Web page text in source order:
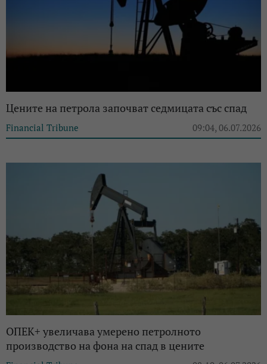
Цените на петрола започват седмицата със спад
Financial Tribune 09:04, 06.07.2026
ОПЕК+ увеличава умерено петролното
производство на фона на спад в цените